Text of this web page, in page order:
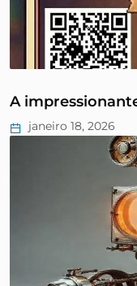
A
janeiro 18, 2026